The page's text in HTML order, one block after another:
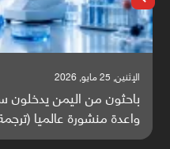
الإثنين, 25 مايو, 2026
باحثون من اليمن يدخلون
واعدة منشورة عالميا (ترجمة)